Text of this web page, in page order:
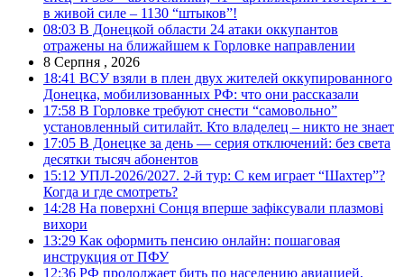
в живой силе – 1130 “штыков”!
08:03 В Донецкой области 24 атаки оккупантов
отражены на ближайшем к Горловке направлении
8 Серпня , 2026
18:41 ВСУ взяли в плен двух жителей оккупированного
Донецка, мобилизованных РФ: что они рассказали
17:58 В Горловке требуют снести “самовольно”
установленный ситилайт. Кто владелец – никто не знает
17:05 В Донецке за день — серия отключений: без света
десятки тысяч абонентов
15:12 УПЛ-2026/2027. 2-й тур: С кем играет “Шахтер”?
Когда и где смотреть?
14:28 На поверхні Сонця вперше зафіксували плазмові
вихори
13:29 Как оформить пенсию онлайн: пошаговая
инструкция от ПФУ
12:36 РФ продолжает бить по населению авиацией,